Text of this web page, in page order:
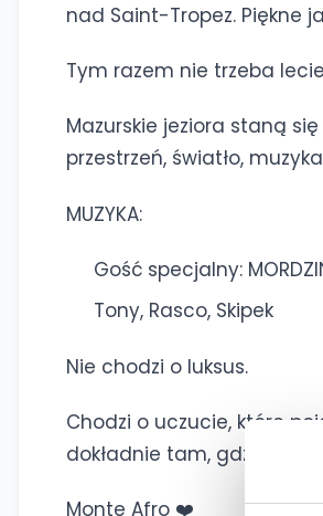
nad Saint-Tropez. Piękne
Tym razem nie trzeba
Mazurskie jeziora staną
przestrzeń, światło,
MUZYKA:
Gość specjalny:
Tony, Rasco, Skipek
Nie chodzi o luksus.
Chodzi o uczucie, które
dokładnie tam, gdzie
Monte Afro ❤️